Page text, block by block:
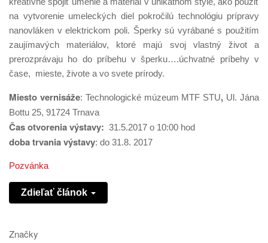
na vytvorenie umeleckých diel pokročilú technológiu prípravy
nanovláken v elektrickom poli. Šperky sú vyrábané s použitím
zaujímavých materiálov, ktoré majú svoj vlastný život a
prerozprávaju ho do príbehu v šperku….úchvatné príbehy v
čase, mieste, živote a vo svete prírody.
Miesto vernisáže: Technologické múzeum MTF STU, Ul. Jána
Bottu 25, 91724 Trnava
Časotvorenia výstavy: 31.5.2017 o 10:00 hod
doba trvania výstavy: do 31.8. 2017
Pozvánka
Zdieľať článok
Značky